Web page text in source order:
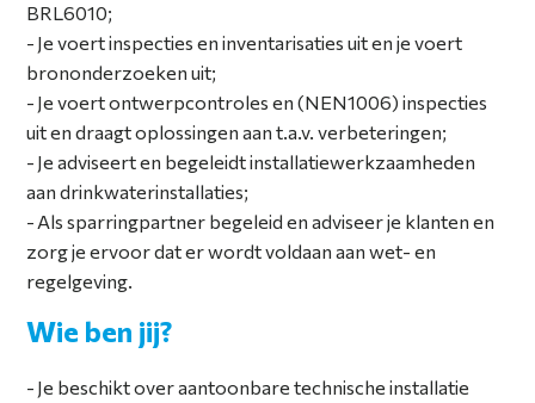
BRL6010;
Je voert inspecties en inventarisaties uit en je voert
brononderzoeken uit;
Je voert ontwerpcontroles en (NEN1006) inspecties
uit en draagt oplossingen aan t.a.v. verbeteringen;
Je adviseert en begeleidt installatiewerkzaamheden
aan drinkwaterinstallaties;
Als sparringpartner begeleid en adviseer je klanten en
zorg je ervoor dat er wordt voldaan aan wet- en
regelgeving.
Wie ben jij?
Je beschikt over aantoonbare technische installatie